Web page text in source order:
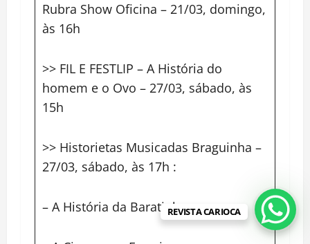
Rubra Show Oficina – 21/03, domingo,
às 16h
>> FIL E FESTLIP – A História do
homem e o Ovo – 27/03, sábado, às
15h
>> Historietas Musicadas Braguinha –
27/03, sábado, às 17h :
– A História da BaratinhaREVISTA CARIOCA